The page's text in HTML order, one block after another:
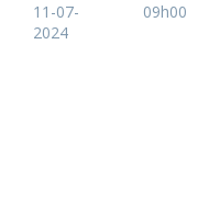
11-07-
2024
09h00